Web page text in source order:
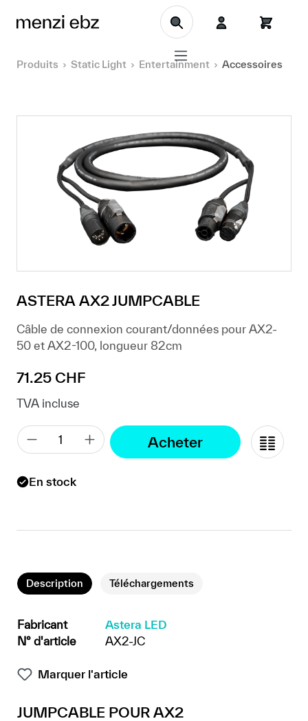
Aller au contenu principal
Produits Static Light Entertainment Accessoires
ASTERA AX2 JUMPCABLE
Câble de connexion courant/données pour AX2-
50 et AX2-100, longueur 82cm
Prix régulier :
71.25 CHF
TVA incluse
Acheter
En stock
Description Téléchargements
Fabricant
Astera LED
N° d'article
AX2-JC
Marquer l'article
JUMPCABLE POUR AX2